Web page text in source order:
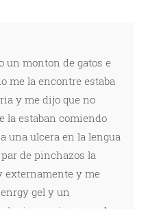
un monton de gatos e
me la encontre estaba
y me dijo que no
la estaban comiendo
una ulcera en la lengua
de pinchazos la
externamente y me
gel y un